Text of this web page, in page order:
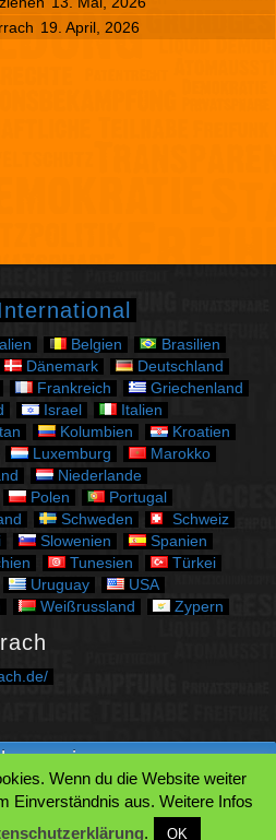
19. April, 2026
Belgien
Brasilien
Dänemark
Deutschland
Frankreich
Griechenland
Israel
Italien
Kolumbien
Kroatien
Luxemburg
Marokko
Niederlande
Polen
Portugal
Schweden
Schweiz
Slowenien
Spanien
Tunesien
Türkei
Uruguay
USA
Weißrussland Zypern
springen.
Inhaltes springen.
springen.
Wenn du die Website weiter
Einverständnis aus. Weitere Infos
. OK